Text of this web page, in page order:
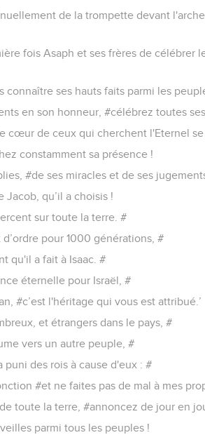
de la trompette devant
fois Asaph et ses frères de célébrer
connaître ses hauts faits parmi les
en son honneur, #célébrez toutes
cœur de ceux qui cherchent l'Eternel
constamment sa présence !
#de ses miracles et de ses
Jacob, qu’il a choisis !
sur toute la terre. #
pour 1000 générations, #
qu'il a fait à Isaac. #
éternelle pour Israël, #
#c’est l'héritage qui vous est attribué.’
et étrangers dans le pays, #
vers un autre peuple, #
puni des rois à cause d'eux : #
#et ne faites pas de mal à mes
toute la terre, #annoncez de jour en
parmi tous les peuples !